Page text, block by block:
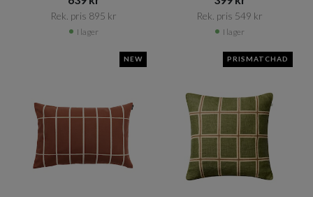
Rek. pris 895 kr​​
I lager
Rek. pris 549 kr​​
I lager
NEW PRISMATCHAD